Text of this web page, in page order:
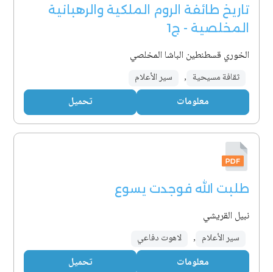
تاريخ طائفة الروم الملكية والرهبانية
المخلصية - ج1
الخوري قسطنطين الباشا المخلصي
ثقافة مسيحية , سير الأعلام
معلومات تحميل
طلبت الله فوجدت يسوع
نبيل القريشي
سير الأعلام , لاهوت دفاعي
معلومات تحميل